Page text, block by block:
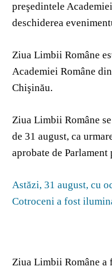
preşedintele
deschiderea
Ziua Limbii Române
Academiei Române
Chişinău.
Ziua Limbii Române
de 31 august, ca
aprobate de
Astăzi, 31 august, cu
Cotroceni a fost
Ziua Limbii Române a